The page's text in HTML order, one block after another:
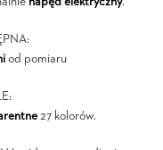
od pomiaru
27 kolorów.